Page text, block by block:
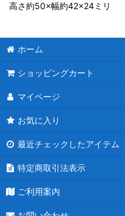
高さ約50×幅約42×24ミリ
ホーム
ショッピングカート
マイページ
お気に入り
最近チェックしたアイテム
特定商取引法表示
ご利用案内